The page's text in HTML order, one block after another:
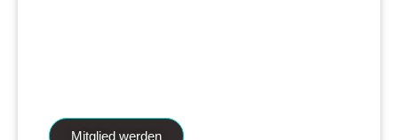
Mitglied werden